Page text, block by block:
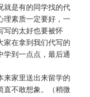
就是有的同学找的代
理素质一定要好，一
写的太好也要被怀
家在拿到我们代写的
学到一点点，最后通
来家里送出来留学的
直不敢想象。（稍微